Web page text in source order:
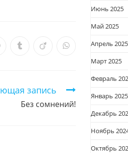
Открывается
Открывается
Открывается
новом
запись
Без сомнений!
Июнь 2025
Май 2025
Апрель 2025
Март 2025
Февраль
Январь 2025
Декабрь
Ноябрь
Октябрь